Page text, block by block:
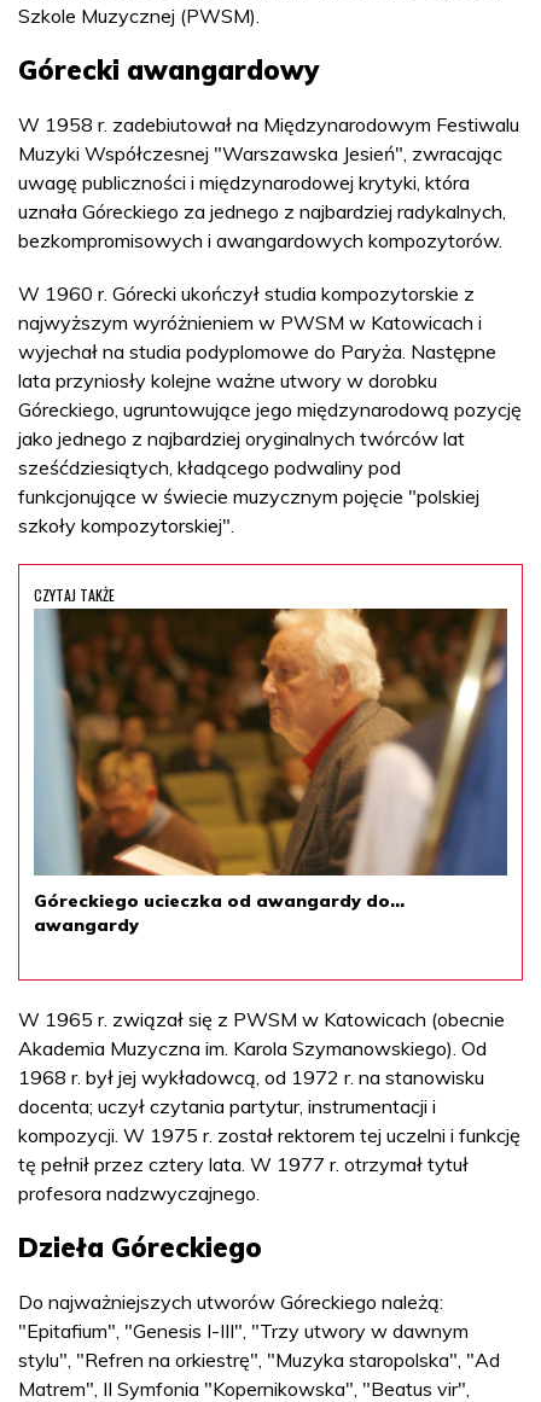
Szkole Muzycznej (PWSM).
Górecki awangardowy
W 1958 r. zadebiutował na Międzynarodowym Festiwalu
Muzyki Współczesnej "Warszawska Jesień", zwracając
uwagę publiczności i międzynarodowej krytyki, która
uznała Góreckiego za jednego z najbardziej radykalnych,
bezkompromisowych i awangardowych kompozytorów.
W 1960 r. Górecki ukończył studia kompozytorskie z
najwyższym wyróżnieniem w PWSM w Katowicach i
wyjechał na studia podyplomowe do Paryża. Następne
lata przyniosły kolejne ważne utwory w dorobku
Góreckiego, ugruntowujące jego międzynarodową pozycję
jako jednego z najbardziej oryginalnych twórców lat
sześćdziesiątych, kładącego podwaliny pod
funkcjonujące w świecie muzycznym pojęcie "polskiej
szkoły kompozytorskiej".
CZYTAJ TAKŻE
Góreckiego ucieczka od awangardy do...
awangardy
W 1965 r. związał się z PWSM w Katowicach (obecnie
Akademia Muzyczna im. Karola Szymanowskiego). Od
1968 r. był jej wykładowcą, od 1972 r. na stanowisku
docenta; uczył czytania partytur, instrumentacji i
kompozycji. W 1975 r. został rektorem tej uczelni i funkcję
tę pełnił przez cztery lata. W 1977 r. otrzymał tytuł
profesora nadzwyczajnego.
Dzieła Góreckiego
Do najważniejszych utworów Góreckiego należą:
"Epitafium", "Genesis I-III", "Trzy utwory w dawnym
stylu", "Refren na orkiestrę", "Muzyka staropolska", "Ad
Matrem", II Symfonia "Kopernikowska", "Beatus vir",